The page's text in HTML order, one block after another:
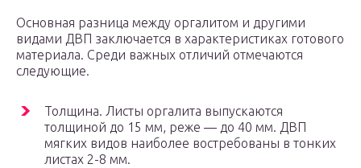
Основная разница между оргалитом и другими
видами ДВП заключается в характеристиках готового
материала. Среди важных отличий отмечаются
следующие.
Толщина. Листы оргалита выпускаются
толщиной до 15 мм, реже — до 40 мм. ДВП
мягких видов наиболее востребованы в тонких
листах 2-8 мм.